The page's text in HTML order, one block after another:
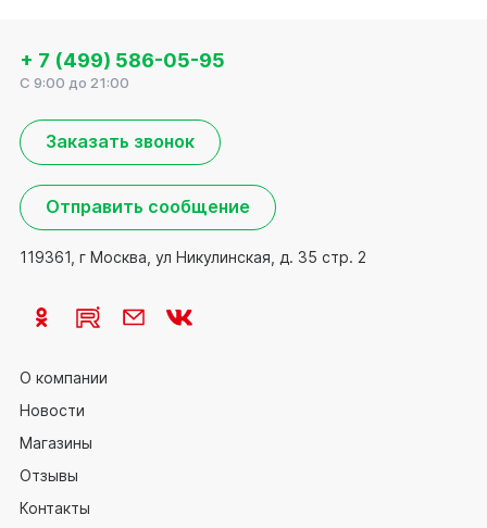
О компании
Новости
Магазины
Отзывы
Контакты
+ 7 (499) 586-05-95
C 9:00 до 21:00
Заказать звонок
Отправить сообщение
119361, г Москва, ул Никулинская, д. 35 стр. 2